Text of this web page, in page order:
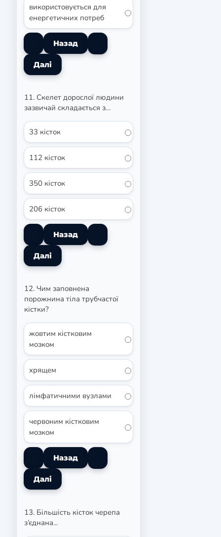
використовується для
енергетичних потреб
11. Скелет дорослої людини
зазвичай складається з…
33 кісток
112 кісток
350 кісток
206 кісток
12. Чим заповнена
порожнина тіла трубчастої
кістки?
жовтим кістковим
мозком
хрящем
лімфатичними вузлами
червоним кістковим
мозком
13. Більшість кісток черепа
з’єднана...